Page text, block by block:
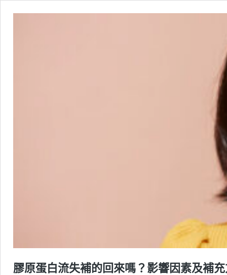
膠原蛋白流失補的回來嗎？影響因素及補